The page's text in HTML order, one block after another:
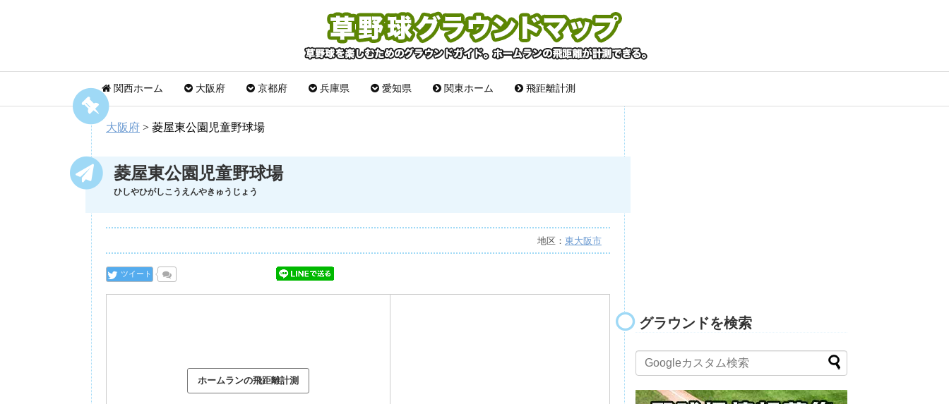
関西ホーム 大阪府 京都府 兵庫県 愛知県 関東ホーム 飛距離計測
大阪府 > 菱屋東公園児童野球場
菱屋東公園児童野球場
ひしやひがしこうえんやきゅうじょう
地区： 東大阪市
ツイート
グラウンドを検索